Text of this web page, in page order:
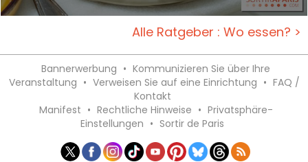
Alle Ratgeber : Wo essen? >
Bannerwerbung • Kommunizieren Sie über Ihre
Veranstaltung • Verweisen Sie auf eine Einrichtung • FAQ /
Kontakt
Manifest • Rechtliche Hinweise • Privatsphäre-
Einstellungen • Sortir de Paris